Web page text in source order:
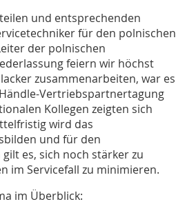
und entsprechenden
für den polnischen
der polnischen
feiern wir höchst
zusammenarbeiten, war es
Vertriebspartnertagung
Kollegen zeigten sich
wird das
und für den
es, sich noch stärker zu
im Servicefall zu minimieren.
im Überblick: